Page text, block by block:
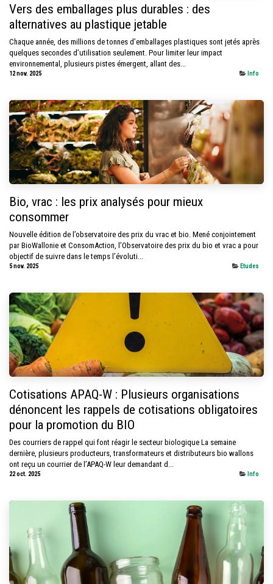
Vers des emballages plus durables : des
alternatives au plastique jetable
Chaque année, des millions de tonnes d’emballages plastiques sont jetés après
quelques secondes d’utilisation seulement. Pour limiter leur impact
environnemental, plusieurs pistes émergent, allant des...
12 nov. 2025 Info
Bio, vrac : les prix analysés pour mieux
consommer
Nouvelle édition de l’observatoire des prix du vrac et bio. Mené conjointement
par BioWallonie et ConsomAction, l’Observatoire des prix du bio et vrac a pour
objectif de suivre dans le temps l’évoluti...
5 nov. 2025 Etudes
Cotisations APAQ-W : Plusieurs organisations
dénoncent les rappels de cotisations obligatoires
pour la promotion du BIO
Des courriers de rappel qui font réagir le secteur biologique La semaine
dernière, plusieurs producteurs, transformateurs et distributeurs bio wallons
ont reçu un courrier de l’APAQ-W leur demandant d...
22 oct. 2025 Info